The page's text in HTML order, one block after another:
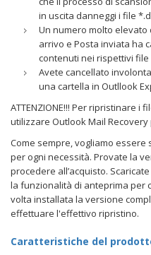
in uscita danneggi i file
Un numero molto elevato
arrivo e Posta inviata ha
contenuti nei rispettivi file
Avete cancellato
una cartella in Outllook
ATTENZIONE!!! Per ripristinare i
utilizzare Outlook Mail Recovery
Come sempre, vogliamo
per ogni necessità. Provate la
procedere all’acquisto.
la funzionalità di anteprima per
volta installata la versione
effettuare l'effettivo ripristino.
Caratteristiche del